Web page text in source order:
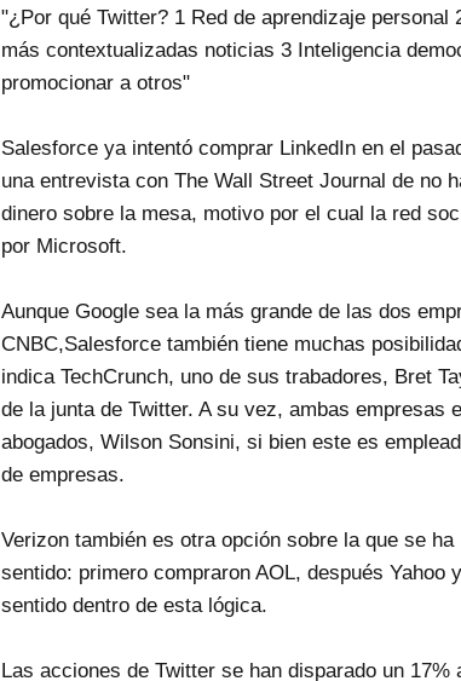
"¿Por qué Twitter? 1 Red de aprendizaje
más contextualizadas noticias 3 Inteligencia
promocionar a otros"
Salesforce ya intentó comprar LinkedIn en el
una entrevista con The Wall Street Journal de no
dinero sobre la mesa, motivo por el cual la red
por Microsoft.
Aunque Google sea la más grande de las dos
CNBC,Salesforce también tiene muchas
indica TechCrunch, uno de sus trabadores, Bret
de la junta de Twitter. A su vez, ambas empresas
abogados, Wilson Sonsini, si bien este es
de empresas.
Verizon también es otra opción sobre la que se
sentido: primero compraron AOL, después Yahoo
sentido dentro de esta lógica.
Las acciones de Twitter se han disparado un 17%